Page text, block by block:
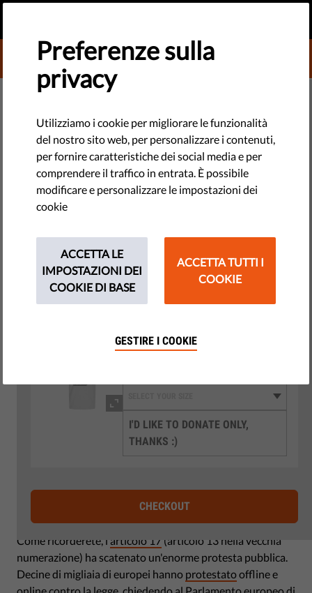
DONATE TO LIBERTIES
TECHNOLOGIE E DIRITTI
"Earmarking": un nuovo
sinonimo di censura online?
Le Linee guida sul copyright hanno introdotto una nuova
regola controversa che non fornisce garanzie adeguate ed è
by Eva Simon
giugno 29, 2021
Il 7 giugno 2021 era il termine ultimo per l'attuazione della
Direttiva sul diritto d’autore nel mercato unico digitale
Come ricorderete, l' articolo 17 (articolo 13 nella vecchia
numerazione) ha scatenato un'enorme protesta pubblica.
Decine di migliaia di europei hanno protestatooffline e
online contro la legge, chiedendo al Parlamento europeo di
1 Select the type of your donation
ONE-OFF MONTHLY
2 Select the amount
10 €
35 €
I'D LIKE TO DONATE ONLY,
THANKS :)
CHECKOUT
Preferenze sulla
privacy
Utilizziamo i cookie per migliorare le funzionalità
del nostro sito web, per personalizzare i contenuti,
per fornire caratteristiche dei social media e per
comprendere il traffico in entrata. È possibile
modificare e personalizzare le impostazioni dei
cookie
ACCETTA LE
IMPOSTAZIONI DEI
COOKIE DI BASE
ACCETTA TUTTI I
COOKIE
GESTIRE I COOKIE